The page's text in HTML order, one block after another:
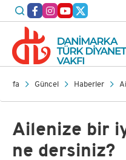
Güncel Haberler
Ailenize bir
ne dersiniz?